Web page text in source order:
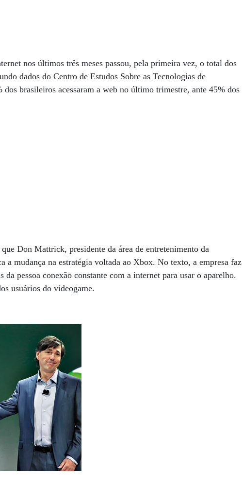
nos últimos três meses passou, pela primeira vez, o total dos
dados do Centro de Estudos Sobre as Tecnologias de
brasileiros acessaram a web no último trimestre, ante 45% dos
Don Mattrick, presidente da área de entretenimento da
a mudança na estratégia voltada ao Xbox. No texto, a empresa faz
pessoa conexão constante com a internet para usar o aparelho.
usuários do videogame.